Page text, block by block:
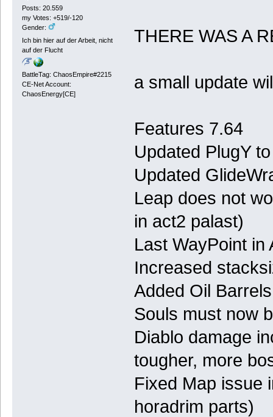
Posts: 20.559
my Votes: +519/-120
Gender:
Ich bin hier auf der Arbeit, nicht
auf der Flucht
BattleTag: ChaosEmpire#2215
CE-Net Account:
ChaosEnergy[CE]
THERE WAS A
a small update
Features 7.64
Updated PlugY
Updated
Leap does not
in act2 palast)
Last WayPoint in
Increased
Added Oil
Souls must now
Diablo damage
tougher, more
Fixed Map issue
horadrim parts)